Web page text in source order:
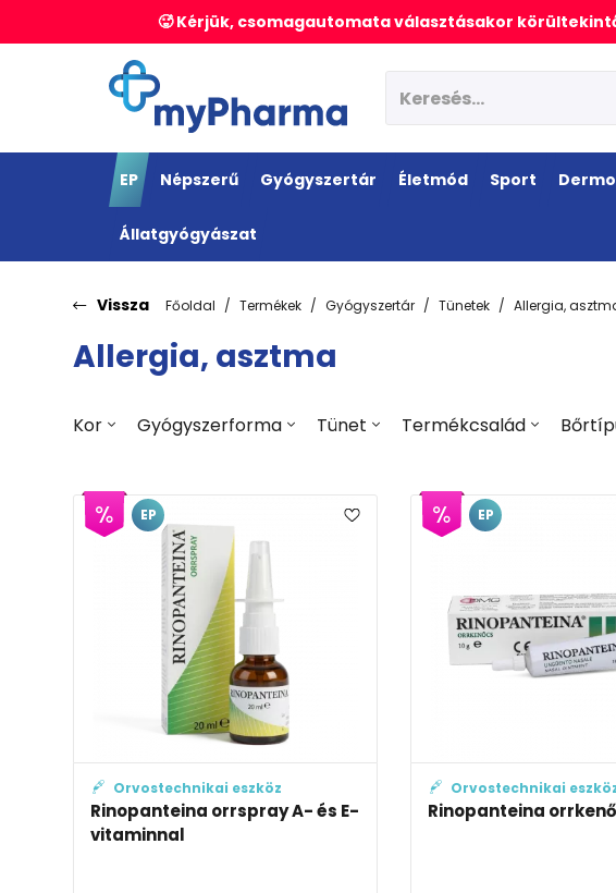
🥵 Kérjük, csomagautomata választásakor
EP Népszerű Gyógyszertár Életmód Sport
Állatgyógyászat
Vissza Főoldal Termékek Gyógyszertár Tünetek Allergia,
Allergia, asztma
Kor Gyógyszerforma Tünet Termékcsalád
Orvostechnikai eszköz
Rinopanteina orrspray A- és E-
vitaminnal
EP
Orvostechnikai
Rinopanteina
EP